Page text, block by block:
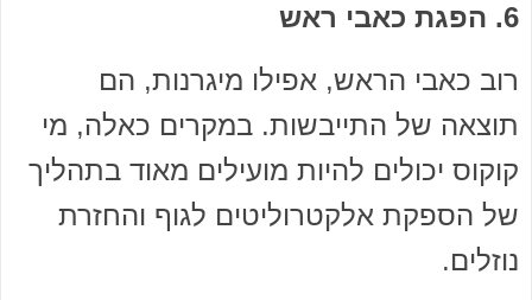
6. הפגת כאבי ראש
רוב כאבי הראש, אפילו מיגרנות, הם
תוצאה של התייבשות. במקרים כאלה, מי
קוקוס יכולים להיות מועילים מאוד בתהליך
של הספקת אלקטרוליטים לגוף והחזרת
נוזלים.